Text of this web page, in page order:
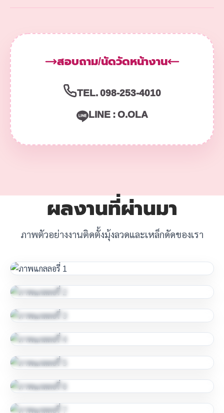
สอบถาม/นัดวัดหน้างาน
TEL. 098-253-4010
LINE : O.OLA
ผลงานที่ผ่านมา
ภาพตัวอย่างงานติดตั้งมุ้งลวดและเหล็กดัดของเรา